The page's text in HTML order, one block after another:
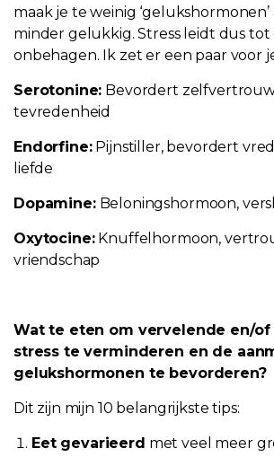
maak je te weinig
minder gelukkig. Stress leidt dus tot
onbehagen. Ik zet er een paar voor
Serotonine: Bevordert
tevredenheid
Endorfine:Pijnstiller, bevordert
liefde
Dopamine:Beloningshormoon,
Oxytocine:Knuffelhormoon,
vriendschap
Wat te eten om vervelende en/
stress te verminderen en de
gelukshormonen te bevorderen?
Dit zijn mijn 10 belangrijkste tips:
Eet gevarieerd met veel meer